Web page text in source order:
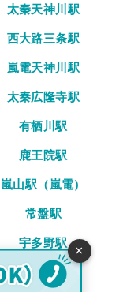
太秦天神川駅
西大路三条駅
嵐電天神川駅
太秦広隆寺駅
有栖川駅
鹿王院駅
嵐山駅（嵐電）
常盤駅
宇多野駅
妙心寺駅
×